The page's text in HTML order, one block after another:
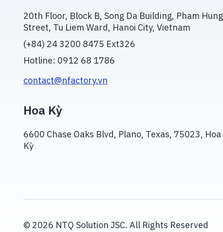
20th Floor, Block B, Song Da Building, Pham Hung
Street, Tu Liem Ward, Hanoi City, Vietnam
(+84) 24 3200 8475 Ext326
Hotline: 0912 68 1786
contact@nfactory.vn
Hoa Kỳ
6600 Chase Oaks Blvd, Plano, Texas, 75023, Hoa
Kỳ
© 2026 NTQ Solution JSC. All Rights Reserved